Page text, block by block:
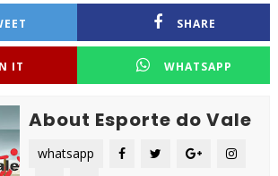
SHARE
IT WHATSAPP
About Esporte do Vale
whatsapp